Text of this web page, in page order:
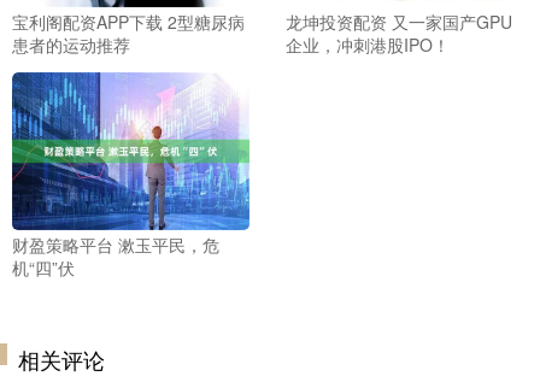
宝利阁配资APP下载 2型糖尿病
患者的运动推荐
龙坤投资配资 又一家国产GPU
企业，冲刺港股IPO！
财盈策略平台 漱玉平民，危
机“四”伏
相关评论